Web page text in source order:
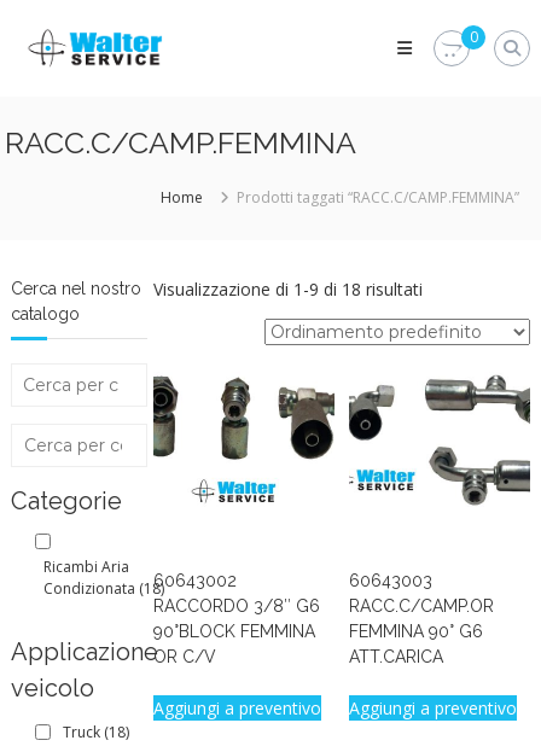
content
Walter
Service
parti
Walter
Service
Srl
0
RACC.C/CAMP.FEMMINA
Home Prodotti taggati “RACC.C/CAMP.FEMMINA”
Visualizzazione di 1-9 di 18 risultati
60643002
RACCORDO 3/8″ G6
90°BLOCK FEMMINA
OR C/V
Aggiungi a preventivo
60643003
RACC.C/CAMP.OR
FEMMINA 90° G6
ATT.CARICA
Aggiungi a preventivo
Cerca nel nostro
catalogo
Categorie
Ricambi Aria
Condizionata (18)
Applicazione
veicolo
Truck (18)